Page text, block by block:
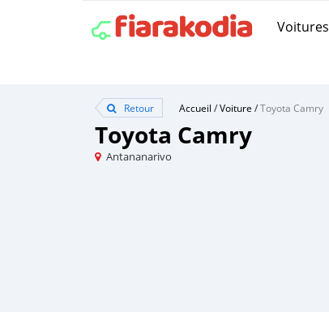
Voitures
Retour Accueil /Voiture /Toyota Camry
Toyota Camry
Antananarivo